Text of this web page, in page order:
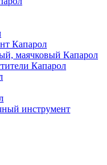
Капарол
маячковый Капарол
Капарол
инструмент